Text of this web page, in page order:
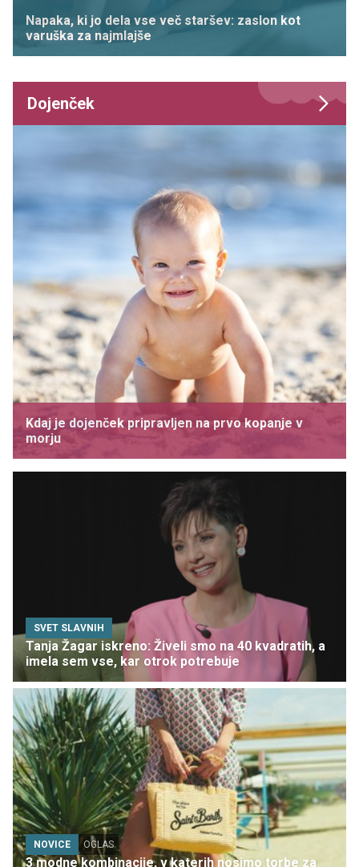
Napaka, ki jo dela vse več staršev: zaslon kot
varuška za najmlajše
Dojenček
Kdaj je dojenček pripravljen na prvo kopanje v
morju
SVET SLAVNIH
Tanja Žagar iskreno: Živeli smo na 40 kvadratih, a
imela sem vse, kar otrok potrebuje
NOVICE OGLAS
3 modne kombinacije, v katerih nosimo torbe za